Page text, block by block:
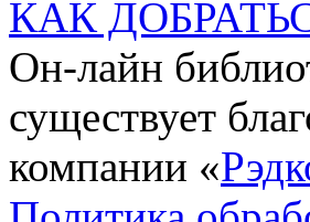
КАК
Он-лайн
существует
компании «